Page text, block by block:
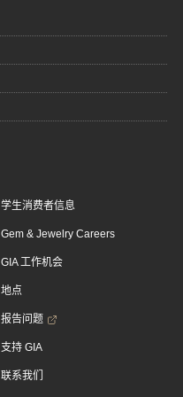
学生消费者信息
Gem & Jewelry Careers
GIA 工作机会
地点
报告问题
支持 GIA
联系我们